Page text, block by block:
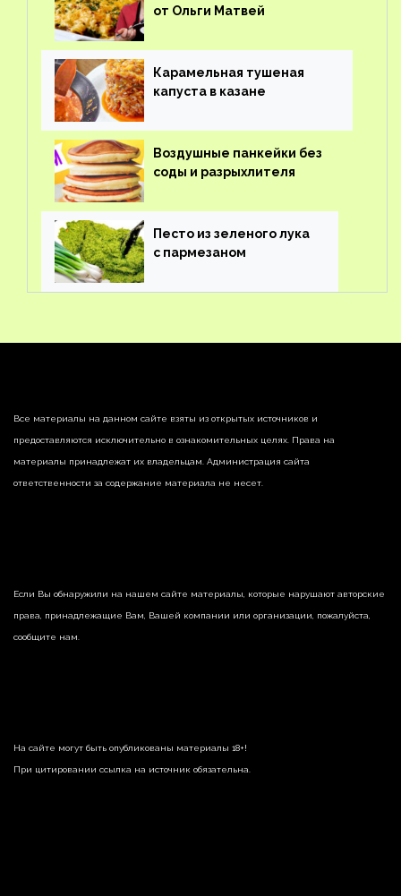
от Ольги Матвей
Карамельная тушеная
капуста в казане
Воздушные панкейки без
соды и разрыхлителя
Песто из зеленого лука
с пармезаном
Все материалы на данном сайте взяты из открытых источников и
предоставляются исключительно в ознакомительных целях. Права на
материалы принадлежат их владельцам. Администрация сайта
ответственности за содержание материала не несет.
Если Вы обнаружили на нашем сайте материалы, которые нарушают авторские
права, принадлежащие Вам, Вашей компании или организации, пожалуйста,
сообщите нам.
На сайте могут быть опубликованы материалы 18+!
При цитировании ссылка на источник обязательна.